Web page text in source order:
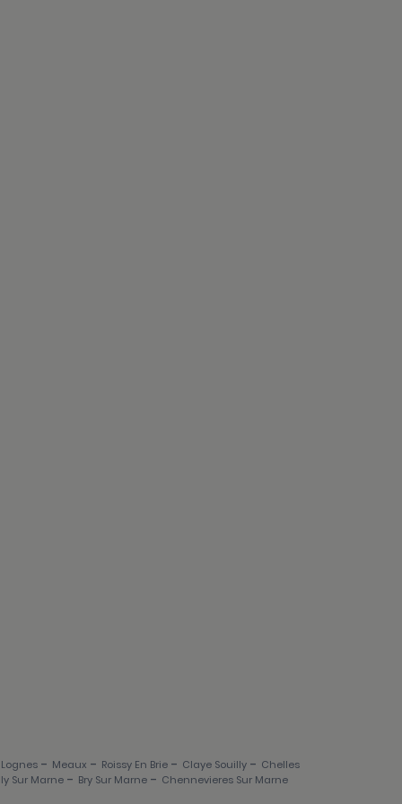
Lognes - Meaux - Roissy En Brie - Claye Souilly - Chelles
Sur Marne - Bry Sur Marne - Chennevieres Sur Marne